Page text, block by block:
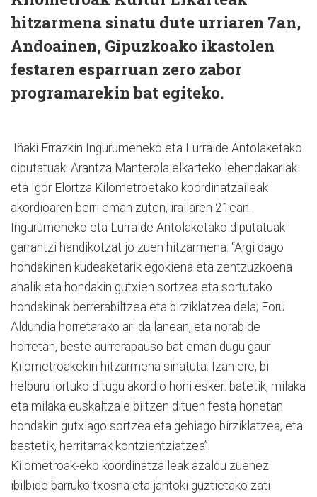
hitzarmena sinatu dute urriaren 7an,
Andoainen, Gipuzkoako ikastolen
festaren esparruan zero zabor
programarekin bat egiteko.
Iñaki Errazkin Ingurumeneko eta Lurralde Antolaketako
diputatuak. Arantza Manterola elkarteko lehendakariak
eta Igor Elortza Kilometroetako koordinatzaileak
akordioaren berri eman zuten, irailaren 21ean.
Ingurumeneko eta Lurralde Antolaketako diputatuak
garrantzi handikotzat jo zuen hitzarmena: “Argi dago
hondakinen kudeaketarik egokiena eta zentzuzkoena
ahalik eta hondakin gutxien sortzea eta sortutako
hondakinak berrerabiltzea eta birziklatzea dela; Foru
Aldundia horretarako ari da lanean, eta norabide
horretan, beste aurrerapauso bat eman dugu gaur
Kilometroakekin hitzarmena sinatuta. Izan ere, bi
helburu lortuko ditugu akordio honi esker: batetik, milaka
eta milaka euskaltzale biltzen dituen festa honetan
hondakin gutxiago sortzea eta gehiago birziklatzea, eta
bestetik, herritarrak kontzientziatzea”.
Kilometroak-eko koordinatzaileak azaldu zuenez
ibilbide barruko txosna eta jantoki guztietako zati